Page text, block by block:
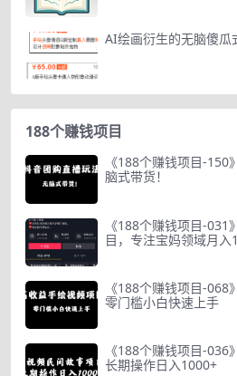
AI绘画衍生的无脑傻瓜
188个赚钱项目
《188个赚钱项目-150
脑式带货！
《188个赚钱项目-
目，专注宝妈领域月入
《188个赚钱项目-068
零门槛小白快速上手
《188个赚钱项目-036
长期操作日入1000+